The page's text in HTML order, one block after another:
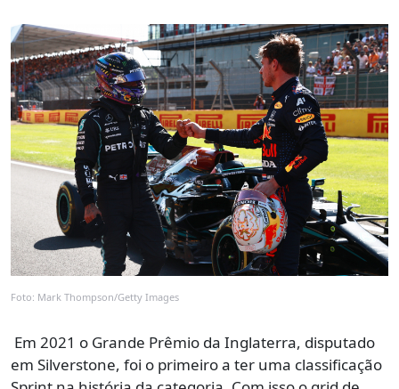
Foto: Mark Thompson/Getty Images
Em 2021 o Grande Prêmio da Inglaterra, disputado
em Silverstone, foi o primeiro a ter uma classificação